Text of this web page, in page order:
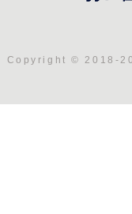
Copyright © 2018-